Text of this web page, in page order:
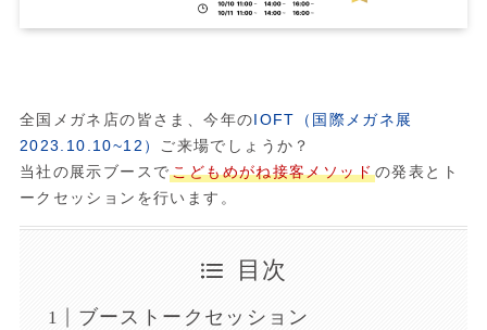
全国メガネ店の皆さま、今年のIOFT（国際メガネ展
2023.10.10~12）
ご来場でしょうか？
当社の展示ブースでこどもめがね接客メソッドの発表とト
ークセッションを行います。
目次
ブーストークセッション